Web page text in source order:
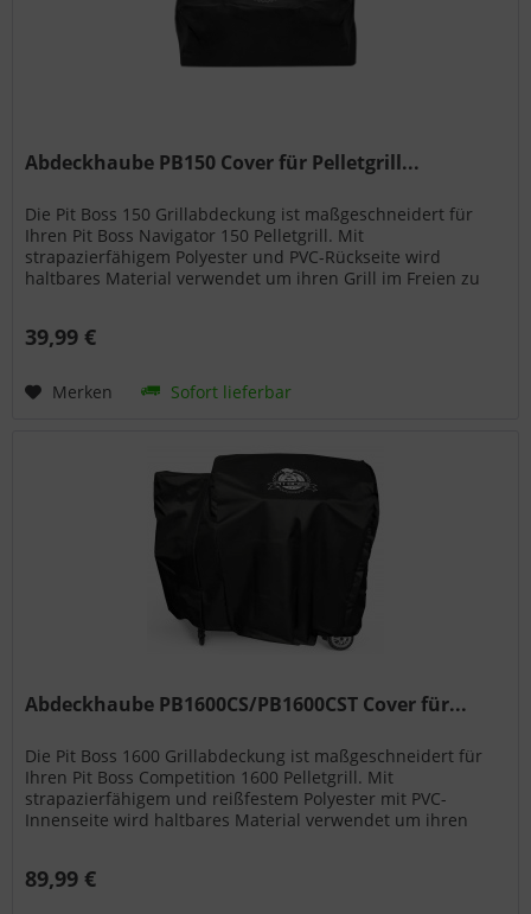
Abdeckhaube PB150 Cover für Pelletgrill...
Die Pit Boss 150 Grillabdeckung ist maßgeschneidert für
Ihren Pit Boss Navigator 150 Pelletgrill. Mit
strapazierfähigem Polyester und PVC-Rückseite wird
haltbares Material verwendet um ihren Grill im Freien zu
39,99 €
Merken Sofort lieferbar
Abdeckhaube PB1600CS/PB1600CST Cover für...
Die Pit Boss 1600 Grillabdeckung ist maßgeschneidert für
Ihren Pit Boss Competition 1600 Pelletgrill. Mit
strapazierfähigem und reißfestem Polyester mit PVC-
Innenseite wird haltbares Material verwendet um ihren
89,99 €